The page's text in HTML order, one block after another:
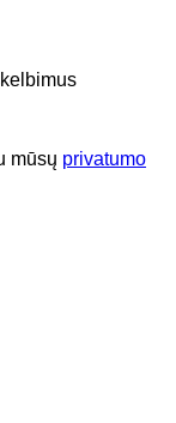
mūsų privatumo